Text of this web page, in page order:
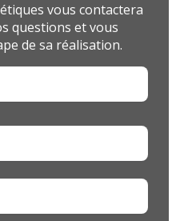
vous contactera
questions et vous
de sa réalisation.